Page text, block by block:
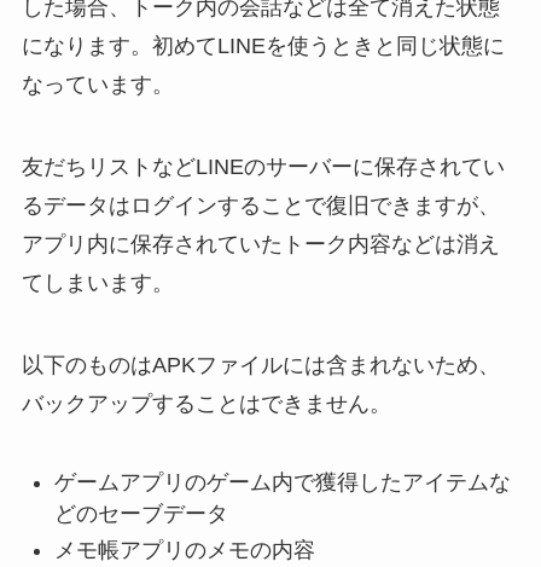
した場合、トーク内の会話などは全て消えた状態
になります。初めてLINEを使うときと同じ状態に
なっています。
友だちリストなどLINEのサーバーに保存されてい
るデータはログインすることで復旧できますが、
アプリ内に保存されていたトーク内容などは消え
てしまいます。
以下のものはAPKファイルには含まれないため、
バックアップすることはできません。
ゲームアプリのゲーム内で獲得したアイテムな
どのセーブデータ
メモ帳アプリのメモの内容